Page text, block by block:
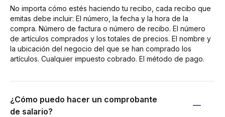
No importa cómo estés haciendo tu recibo, cada recibo que
emitas debe incluir: El número, la fecha y la hora de la
compra. Número de factura o número de recibo. El número
de artículos comprados y los totales de precios. El nombre y
la ubicación del negocio del que se han comprado los
artículos. Cualquier impuesto cobrado. El método de pago.
¿Cómo puedo hacer un comprobante
de salario?